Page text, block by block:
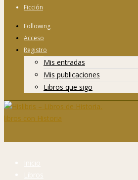
Ficción
Following
Acceso
Registro
Mis entradas
Mis publicaciones
Libros que sigo
Inicio
Libros